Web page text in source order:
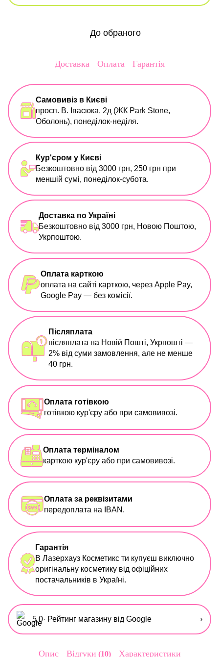
До обраного
Доставка Оплата Гарантія
Самовивіз в Києві
просп. В. Івасюка, 2д (ЖК Park Stone,
Оболонь), понеділок-неділя.
Кур'єром у Києві
Безкоштовно від 3000 грн, 250 грн при
меншій сумі, понеділок-субота.
Доставка по Україні
Безкоштовно від 3000 грн, Новою Поштою,
Укрпоштою.
Оплата карткою
оплата на сайті карткою, через Apple Pay,
Google Pay — без комісії.
Післяплата
післяплата на Новій Пошті, Укрпошті —
2% від суми замовлення, але не менше
40 грн.
Оплата готівкою
готівкою кур'єру або при самовивозі.
Оплата терміналом
карткою кур'єру або при самовивозі.
Оплата за реквізитами
передоплата на IBAN.
Гарантія
В Лазерхауз Косметикс ти купуєш виключно
оригінальну косметику від офіційних
постачальників в Україні.
5,0· Рейтинг магазину від Google ›
Опис Відгуки 10 Характеристики